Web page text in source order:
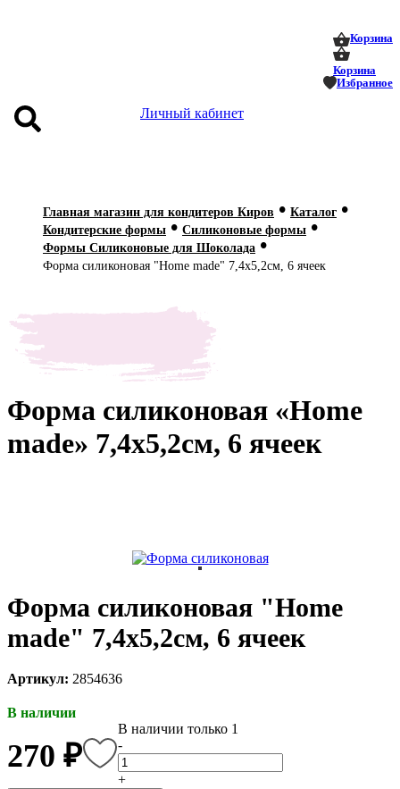
Корзина
Корзина
Избранное
Личный кабинет
оплата
Статьи
Мастер-
классы
256-54-
Главная магазин для кондитеров Киров • Каталог •
Кондитерские формы • Силиконовые формы •
Формы Силиконовые для Шоколада •
Форма силиконовая "Home made" 7,4х5,2см, 6 ячеек
Форма силиконовая «Home
made» 7,4х5,2см, 6 ячеек
Форма силиконовая "Home
made" 7,4х5,2см, 6 ячеек
Артикул: 2854636
В наличии
270 ₽
В наличии только 1
-
+